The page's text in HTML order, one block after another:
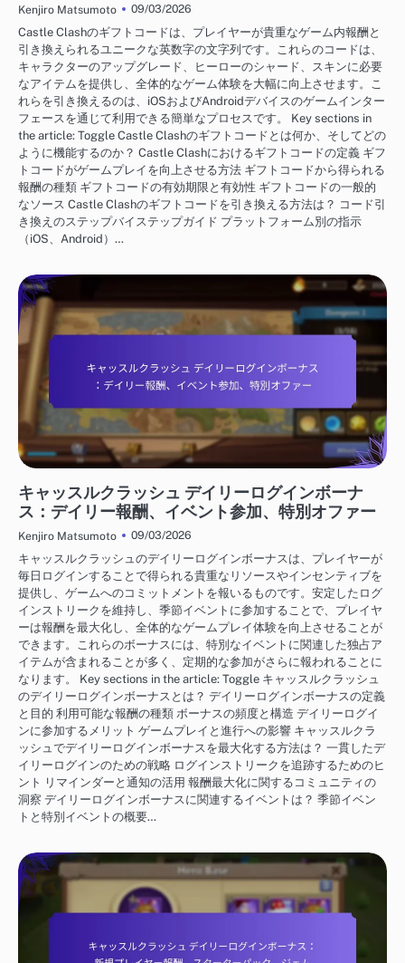
Kenjiro Matsumoto
09/03/2026
Castle Clashのギフトコードは、プレイヤーが貴重なゲーム内報酬と
引き換えられるユニークな英数字の文字列です。これらのコードは、
キャラクターのアップグレード、ヒーローのシャード、スキンに必要
なアイテムを提供し、全体的なゲーム体験を大幅に向上させます。こ
れらを引き換えるのは、iOSおよびAndroidデバイスのゲームインター
フェースを通じて利用できる簡単なプロセスです。 Key sections in
the article: Toggle Castle Clashのギフトコードとは何か、そしてどの
ように機能するのか？ Castle Clashにおけるギフトコードの定義 ギフ
トコードがゲームプレイを向上させる方法 ギフトコードから得られる
報酬の種類 ギフトコードの有効期限と有効性 ギフトコードの一般的
なソース Castle Clashのギフトコードを引き換える方法は？ コード引
き換えのステップバイステップガイド プラットフォーム別の指示
（iOS、Android）…
キャッスルクラッシュ デイリーログインボーナ
ス：デイリー報酬、イベント参加、特別オファー
Kenjiro Matsumoto
09/03/2026
キャッスルクラッシュのデイリーログインボーナスは、プレイヤーが
毎日ログインすることで得られる貴重なリソースやインセンティブを
提供し、ゲームへのコミットメントを報いるものです。安定したログ
インストリークを維持し、季節イベントに参加することで、プレイヤ
ーは報酬を最大化し、全体的なゲームプレイ体験を向上させることが
できます。これらのボーナスには、特別なイベントに関連した独占ア
イテムが含まれることが多く、定期的な参加がさらに報われることに
なります。 Key sections in the article: Toggle キャッスルクラッシュ
のデイリーログインボーナスとは？ デイリーログインボーナスの定義
と目的 利用可能な報酬の種類 ボーナスの頻度と構造 デイリーログイ
ンに参加するメリット ゲームプレイと進行への影響 キャッスルクラ
ッシュでデイリーログインボーナスを最大化する方法は？ 一貫したデ
イリーログインのための戦略 ログインストリークを追跡するためのヒ
ント リマインダーと通知の活用 報酬最大化に関するコミュニティの
洞察 デイリーログインボーナスに関連するイベントは？ 季節イベン
トと特別イベントの概要…